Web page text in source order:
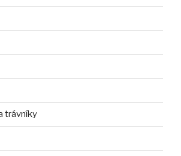
trávníky